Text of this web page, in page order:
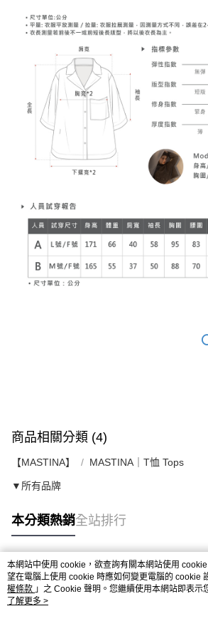
商品相關分類 (4)
【MASTINA】 MASTINA｜T恤 Tops
▼所有品牌
本分類熱銷全站排行
熱門標籤
本網站中使用 cookie，欲查詢有關本網站使用
望在電腦上使用 cookie 時應如何變更電腦的 cookie
權條款 」之 Cookie 聲明。您繼續使用本網站即表示
用條款之 Cookie 聲明使用 cookie。
了解更多 >